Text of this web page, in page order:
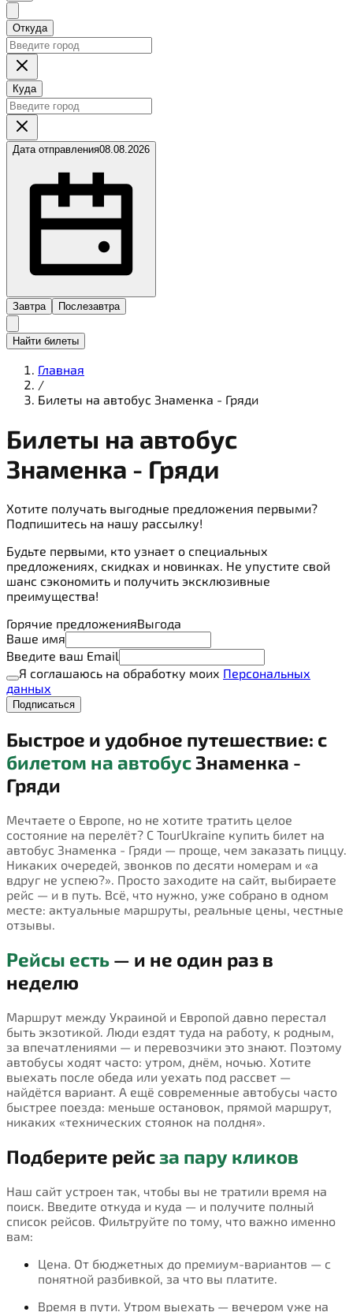
Откуда
Куда
Дата отправления08.08.2026
Завтра Послезавтра
Найти билеты
Главная
/
Билеты на автобус Знаменка - Гряди
Билеты на автобус
Знаменка - Гряди
Хотите получать выгодные предложения первыми?
Подпишитесь на нашу рассылку!
Будьте первыми, кто узнает о специальных
предложениях, скидках и новинках. Не упустите свой
шанс сэкономить и получить эксклюзивные
преимущества!
Горячие предложенияВыгода
Ваше имя
Введите ваш Email
Я соглашаюсь на обработку моих Персональных
данных
Подписаться
Быстрое и удобное путешествие: с
билетом на автобусЗнаменка -
Гряди
Мечтаете о Европе, но не хотите тратить целое
состояние на перелёт? С TourUkraine купить билет на
автобус Знаменка - Гряди — проще, чем заказать пиццу.
Никаких очередей, звонков по десяти номерам и «а
вдруг не успею?». Просто заходите на сайт, выбираете
рейс — и в путь. Всё, что нужно, уже собрано в одном
месте: актуальные маршруты, реальные цены, честные
отзывы.
Рейсы есть — и не один раз в
неделю
Маршрут между Украиной и Европой давно перестал
быть экзотикой. Люди ездят туда на работу, к родным,
за впечатлениями — и перевозчики это знают. Поэтому
автобусы ходят часто: утром, днём, ночью. Хотите
выехать после обеда или уехать под рассвет —
найдётся вариант. А ещё современные автобусы часто
быстрее поезда: меньше остановок, прямой маршрут,
никаких «технических стоянок на полдня».
Подберите рейсза пару кликов
Наш сайт устроен так, чтобы вы не тратили время на
поиск. Введите откуда и куда — и получите полный
список рейсов. Фильтруйте по тому, что важно именно
вам:
Цена. От бюджетных до премиум-вариантов — с
понятной разбивкой, за что вы платите.
Время в пути. Утром выехать — вечером уже на